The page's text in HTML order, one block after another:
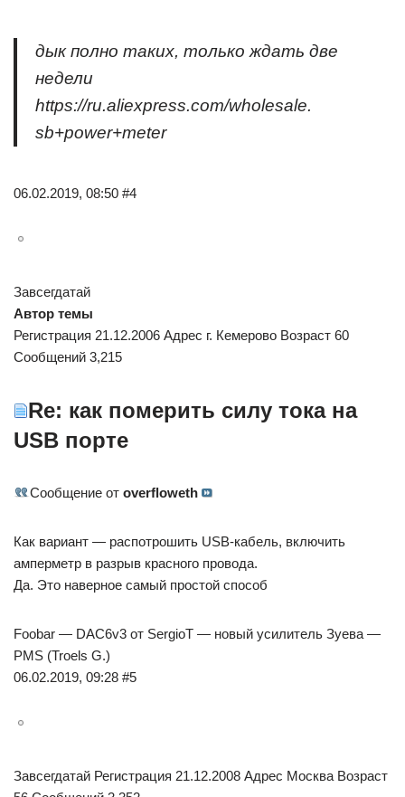
дык полно таких, только ждать две
недели
https://ru.aliexpress.com/wholesale.
sb+power+meter
06.02.2019, 08:50 #4
Завсегдатай
Автор темы
Регистрация 21.12.2006 Адрес г. Кемерово Возраст 60
Сообщений 3,215
Re: как померить силу тока на
USB порте
Сообщение от overfloweth
Как вариант — распотрошить USB-кабель, включить
амперметр в разрыв красного провода.
Да. Это наверное самый простой способ
Foobar — DAC6v3 от SergioT — новый усилитель Зуева —
PMS (Troels G.)
06.02.2019, 09:28 #5
Завсегдатай Регистрация 21.12.2008 Адрес Москва Возраст